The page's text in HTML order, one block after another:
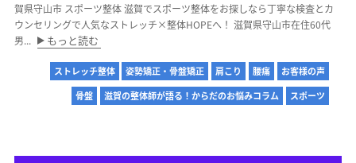
賀県守山市 スポーツ整体 滋賀でスポーツ整体をお探しなら丁寧な検査とカ
ウンセリングで人気なストレッチ×整体HOPEへ！ 滋賀県守山市在住60代
男...
もっと読む
ストレッチ整体 姿勢矯正・骨盤矯正 肩こり 腰痛
お客様の声
骨盤
滋賀の整体師が語る！からだのお悩みコラム スポーツ